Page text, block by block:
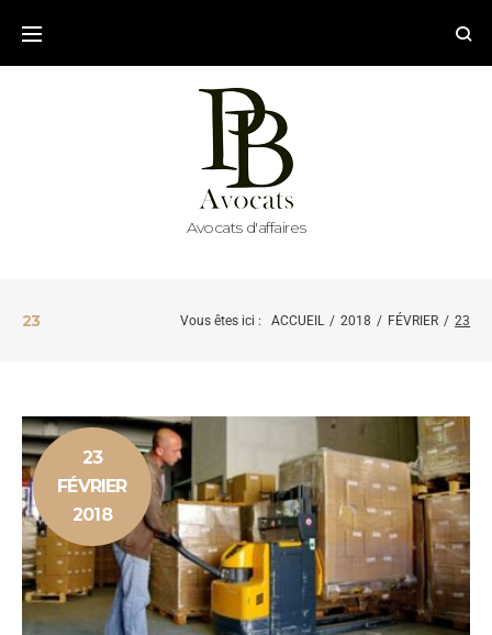
Avocats d'affaires
23 Vous êtes ici : ACCUEIL / 2018 / FÉVRIER / 23
23
FÉVRIER
2018